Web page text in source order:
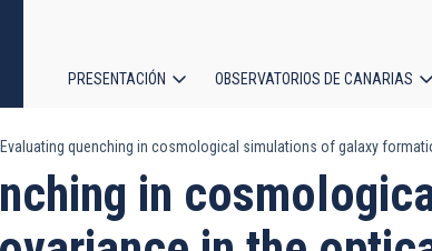
principal
PRESENTACIÓN OBSERVATORIOS DE CANARIAS
Evaluating quenching in cosmological simulations of galaxy
in